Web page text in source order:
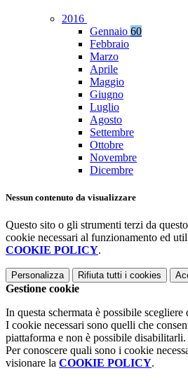
2016
Gennaio 60
Febbraio
Marzo
Aprile
Maggio
Giugno
Luglio
Agosto
Settembre
Ottobre
Novembre
Dicembre
Nessun contenuto da visualizzare
Questo sito o gli strumenti terzi da
cookie necessari al funzionamento ed
COOKIE POLICY.
Personalizza Rifiuta tutti i cookies
Gestione cookie
In questa schermata è possibile
I cookie necessari sono quelli che
piattaforma e non è possibile disabilitarli.
Per conoscere quali sono i cookie
visionare la COOKIE POLICY.